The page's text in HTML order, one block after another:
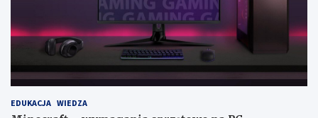
EDUKACJA WIEDZA